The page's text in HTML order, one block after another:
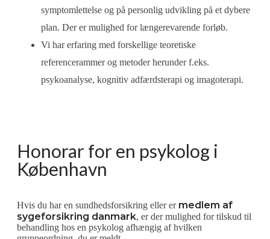
symptomlettelse og på personlig udvikling på et dybere
plan. Der er mulighed for længerevarende forløb.
​Vi har erfaring med forskellige teoretiske
referencerammer og metoder herunder f.eks.
psykoanalyse, kognitiv adfærdsterapi og imagoterapi.
Honorar for en psykolog i
København
Hvis du har en sundhedsforsikring eller er medlem af
sygeforsikring danmark, er der mulighed for tilskud til
behandling hos en psykolog afhængig af hvilken